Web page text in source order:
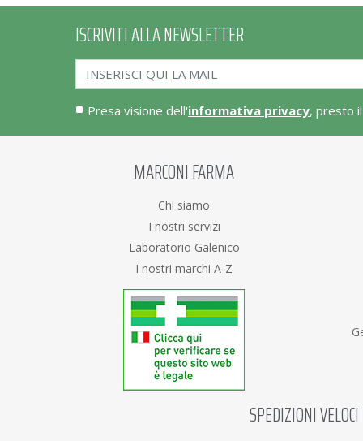
ISCRIVITI ALLA NEWSLETTER
Presa visione dell'informativa privacy, presto
MARCONI FARMA
Chi siamo
I nostri servizi
Laboratorio Galenico
I nostri marchi A-Z
SPEDIZIONI VELOCI